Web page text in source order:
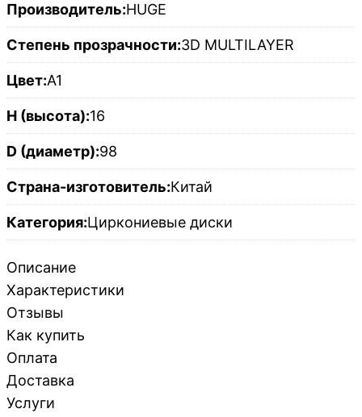
Производитель:HUGE
Степень прозрачности:3D MULTILAYER
Цвет:A1
H (высота):16
D (диаметр):98
Страна-изготовитель:Китай
Категория:Циркониевые диски
Описание
Характеристики
Отзывы
Как купить
Оплата
Доставка
Услуги